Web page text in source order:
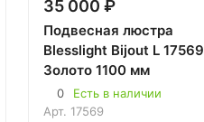
35 000 ₽
Подвесная люстра
Blesslight Bijout L 17569
Золото 1100 мм
0
Есть в наличии
Арт. 17569